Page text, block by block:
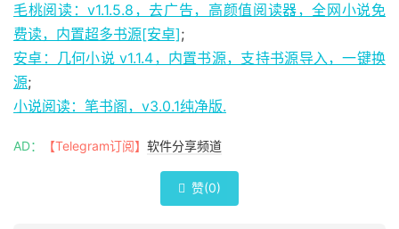
毛桃阅读：v1.1.5.8，去广告，高颜值阅读器，全网小说免
费读，内置超多书源[安卓];
安卓：几何小说 v1.1.4，内置书源，支持书源导入，一键换
源;
小说阅读：笔书阁，v3.0.1纯净版.
AD： 【Telegram订阅】 软件分享频道
 赞(0)